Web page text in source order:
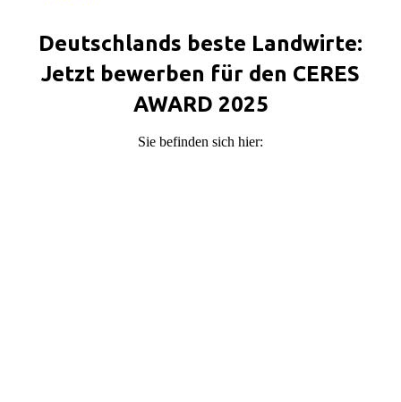
Deutschlands beste Landwirte:
Jetzt bewerben für den CERES
AWARD 2025
Sie befinden sich hier: